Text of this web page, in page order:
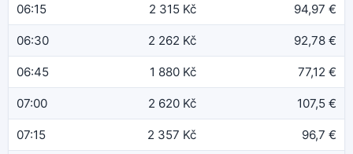
06:15 2 315 Kč 94,97 €
06:30 2 262 Kč 92,78 €
06:45 1 880 Kč 77,12 €
07:00 2 620 Kč 107,5 €
07:15 2 357 Kč 96,7 €